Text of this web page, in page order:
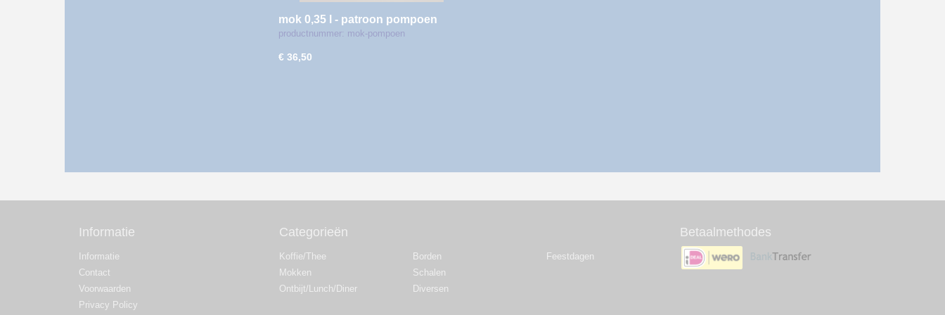
mok 0,35 l - patroon pompoen
productnummer: mok-pompoen
€ 36,50
Informatie
Informatie
Contact
Voorwaarden
Privacy Policy
Categorieën
Koffie/Thee
Mokken
Ontbijt/Lunch/Diner
Borden
Schalen
Diversen
Feestdagen
Betaalmethodes